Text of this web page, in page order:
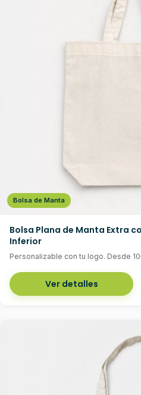
Bolsa de Manta
Bolsa Plana de Manta Extra
Inferior
Personalizable con tu logo. Desde
Ver detalles